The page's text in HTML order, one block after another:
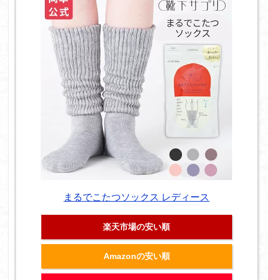
まるでこたつソックス レディース
楽天市場の安い順
Amazonの安い順